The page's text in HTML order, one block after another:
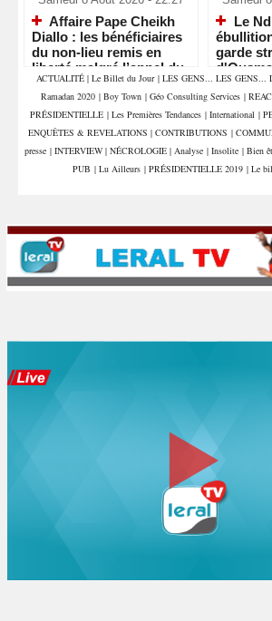
Affaire Pape Cheikh
Diallo : les bénéficiaires
du non-lieu remis en
liberté malgré l’appel du
parquet
Le
garde
Louga
ACTUALITÉ | Le Billet du Jour | LES GENS... LES GENS...
Ramadan 2020 | Boy Town | Géo Consulting Services |
PRÉSIDENTIELLE | Les Premières Tendances | International |
ENQUÊTES & REVELATIONS | CONTRIBUTIONS |
presse | INTERVIEW | NÉCROLOGIE | Analyse | Insolite | Bien
PUB | Lu Ailleurs | PRÉSIDENTIELLE 2019 | Le